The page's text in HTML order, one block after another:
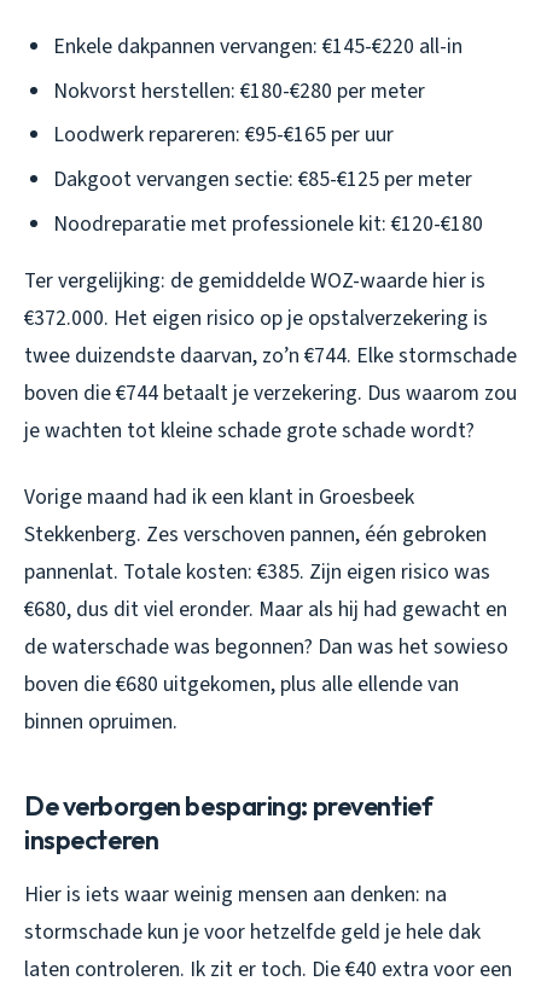
Enkele dakpannen vervangen: €145-€220 all-in
Nokvorst herstellen: €180-€280 per meter
Loodwerk repareren: €95-€165 per uur
Dakgoot vervangen sectie: €85-€125 per meter
Noodreparatie met professionele kit: €120-€180
Ter vergelijking: de gemiddelde WOZ-waarde hier is
€372.000. Het eigen risico op je opstalverzekering is
twee duizendste daarvan, zo’n €744. Elke stormschade
boven die €744 betaalt je verzekering. Dus waarom zou
je wachten tot kleine schade grote schade wordt?
Vorige maand had ik een klant in Groesbeek
Stekkenberg. Zes verschoven pannen, één gebroken
pannenlat. Totale kosten: €385. Zijn eigen risico was
€680, dus dit viel eronder. Maar als hij had gewacht en
de waterschade was begonnen? Dan was het sowieso
boven die €680 uitgekomen, plus alle ellende van
binnen opruimen.
De verborgen besparing: preventief
inspecteren
Hier is iets waar weinig mensen aan denken: na
stormschade kun je voor hetzelfde geld je hele dak
laten controleren. Ik zit er toch. Die €40 extra voor een